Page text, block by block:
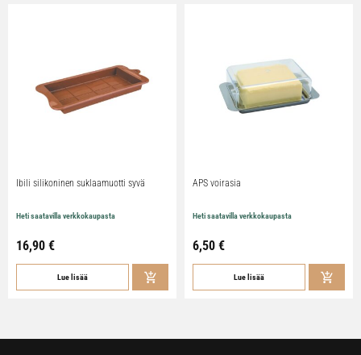
Ibili silikoninen suklaamuotti syvä
Heti saatavilla verkkokaupasta
16,90 €
Lue lisää
APS voirasia
Heti saatavilla verkkokaupasta
6,50 €
Lue lisää